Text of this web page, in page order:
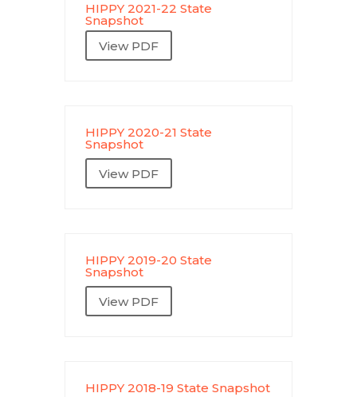
HIPPY 2021-22 State
Snapshot
View PDF
HIPPY 2020-21 State
Snapshot
View PDF
HIPPY 2019-20 State
Snapshot
View PDF
HIPPY 2018-19 State Snapshot